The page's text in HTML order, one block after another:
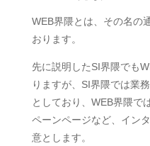
WEB界隈とは、その名の
おります。
先に説明したSI界隈でも
りますが、SI界隈では業
としており、WEB界隈で
ペーンページなど、イン
意とします。